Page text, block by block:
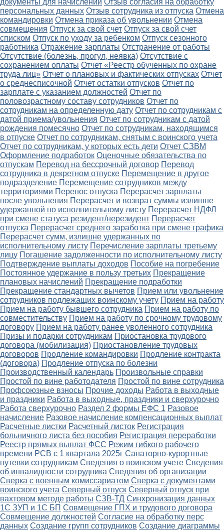
документы для начислений Отзыв согласия на обработку
персональных данных Отзыв сотрудника из отпуска Отмена
командировки Отмена приказа об увольнении Отмена
совмещения Отпуск за свой счет Отпуск за свой счет
списком Отпуск по уходу за ребенком Отпуск сезонного
работника Отражение зарплаты Отстранение от работы
Отсутствие (болезнь, прогул, неявка) Отсутствие с
сохранением оплаты Отчет «Реестр обученных по охране
труда лиц» Отчет о плановых и фактических отпусках Отчет
о среднесписочной Отчет остатки отпусков Отчет по
зарплате с указанием должностей Отчет по
половозрастному составу сотрудников Отчет по
сотрудникам на определенную дату Отчет по сотрудникам с
датой приема/увольнения Отчет по сотрудникам с датой
рождения помесячно Отчет по сотрудникам, находящимся
в отпуске Отчет по сотрудникам, снятым с воинского учета
Отчет по сотрудникам, у которых есть дети Отчет СЗВМ
Оформление подработок Оценочные обязательства по
отпускам Перевод на бессрочный договор Перевод
сотрудника в декретном отпуске Перемещение в другое
подразделение Перемещение сотрудников между
территориями Перенос отпуска Перерасчет зарплаты
после увольнения Перерасчет и возврат суммы излишне
удержанной по исполнительному листу Перерасчет НДФЛ
при смене статуса резидент/нерезидент Перерасчет
отпуска Перерасчет среднего заработка при смене графика
Перерасчет сумм, излишне удержанных по
исполнительному листу Перечисление зарплаты третьему
лицу Погашение задолженности по исполнительному листу
Подтверждение выплаты доходов Пособие на погребение
Постоянное удержание в пользу третьих Прекращение
плановых начислений Прекращение подработки
Прекращение стандартных вычетов Прием или увольнение
сотрудников подлежащих воинскому учету Прием на работу
Прием на работу бывшего сотрудника Прием на работу по
совместительству Прием на работу по срочному трудовому
договору Прием на работу ранее уволенного сотрудника
Призы и подарки сотрудникам Приостановка трудового
договора (мобилизация) Приостановление трудовых
договоров Продление командировки Продление контракта
(договора) Продление отпуска по болезни
Производственный календарь Произвольные справки
Простой по вине работодателя Простой по вине сотрудника
Профсоюзные взносы Прочие доходы Работа в выходные
и праздники Работа в выходные, праздники и сверхурочно
Работа сверхурочно Раздел 2 формы ЕФС 1 Разовое
начисление Разовое начисление компенсационных выплат
Расчетные листки Расчетный листок Регистрация
больничного листа без пособия Регистрация переработки
Реестр прямых выплат ФСС Режим гибкого рабочего
времени РСВ с 1 квартала 2025г Санаторно-курортные
путевки сотрудникам Сведения о воинском учете Сведения
об инвалидности сотрудника Сведения об организации
Сверка с военным комиссариатом Сверка с документами
воинского учета Северный отпуск Северный отпуск при
вахтовом методе работы СЗВ-ТД Синхронизация данных
1С ЗУП и 1С БП Совмещение ГПХ и трудового договора
Совмещение должностей Согласие на обработку перс
данных Создание групп сотрудников Создание диаграммы